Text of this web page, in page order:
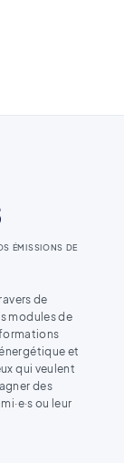
ÉMISSIONS DE
de
modules de
et
qui veulent
des
ou leur